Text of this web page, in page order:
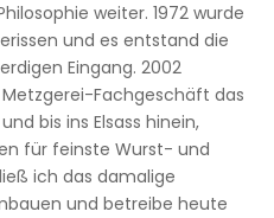
weiter. 1972 wurde
und es entstand die
Eingang. 2002
Fachgeschäft das
bis ins Elsass hinein,
für feinste Wurst- und
ich das damalige
und betreibe heute